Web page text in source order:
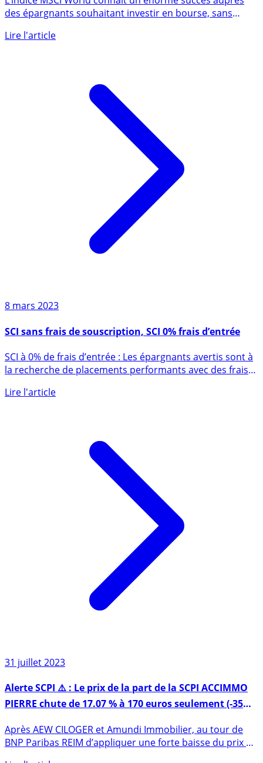
des épargnants souhaitant investir en bourse, sans
8 mars 2023
SCI sans frais de souscription, SCI 0% frais d’entrée
la recherche de placements performants avec des frais
31 juillet 2023
Alerte SCPI ⚠️ : Le prix de la part de la SCPI ACCIMMO
PIERRE chute de 17.07 % à 170 euros seulement (-35
euros)
Après AEW CILOGER et Amundi Immobilier, au tour de